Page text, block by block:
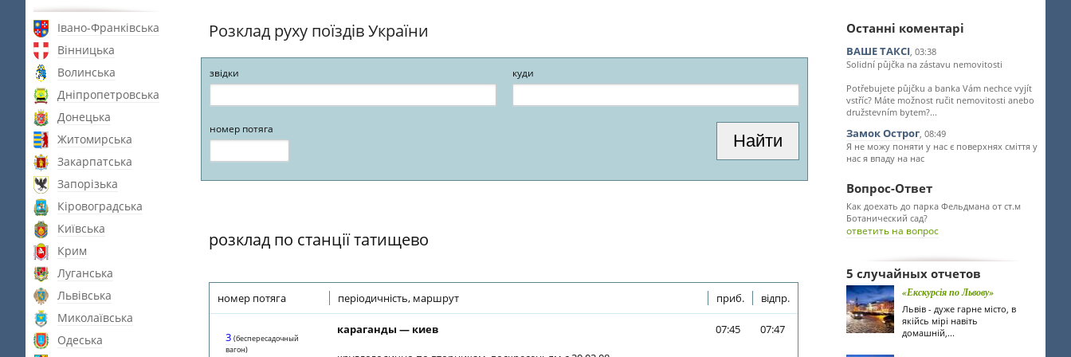
Івано-Франківська
Вінницька
Волинська
Дніпропетровська
Донецька
Житомирська
Закарпатська
Запорізька
Кіровоградська
Київська
Крим
Луганська
Львівська
Миколаївська
Одеська
Розклад руху поїздів України
звідки куди
номер потяга
розклад по станції татищево
номер потяга періодичність, маршрут приб. відпр.
3 (беспересадочный
вагон)
караганды — киев
07:45 07:47
Останні коментарі
ВАШЕ ТАКСІ, 03:38
Solidní půjčka na zástavu nemovitosti
Potřebujete půjčku a banka Vám nechce vyjít
vstříc? Máte možnost ručit nemovitosti anebo
družstevním bytem?...
Замок Острог, 08:49
Я не можу поняти у нас є поверхнях сміття у
нас я впаду на нас
Вопрос-Ответ
Как доехать до парка Фельдмана от ст.м
Ботанический сад?
ответить на вопрос
5 случайных отчетов
«Екскурсія по Львову»
Львів - дуже гарне місто, в
якійсь мірі навіть
домашній,...